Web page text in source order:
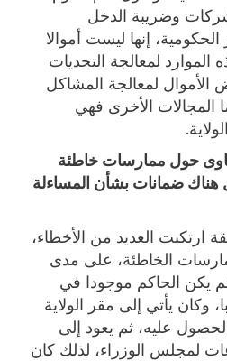
وضريبة الدخل
إنها ليست أموالا
لمعالجة التحديات
الأموال لمعالجة المشاكل
المجالات الأخرى فهي
حول ممارسات خاطئة
هناك ضمانات بشأن المساءلة
ارتكبت العديد من الأخطاء،
الخاطئة، على مدى
لم يكن الحاكم موجودا في
وكان يأتي إلى مقر الولاية
عليه، ثم يعود إلى
لمجلس الوزراء، لذلك كان